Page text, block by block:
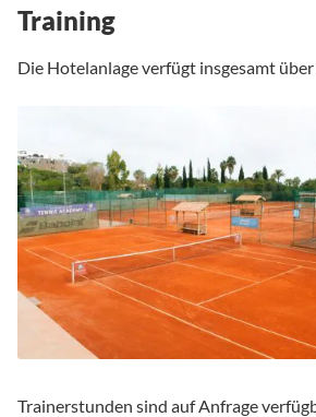
Training
Die Hotelanlage verfügt insgesamt über
Trainerstunden sind auf Anfrage